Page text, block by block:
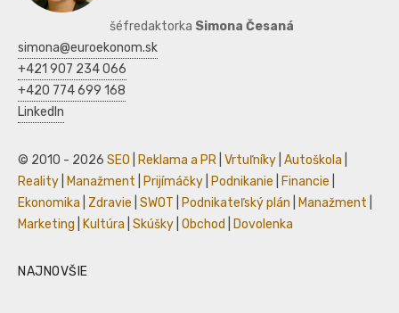
šéfredaktorka Simona Česaná
simona@euroekonom.sk
+421 907 234 066
+420 774 699 168
LinkedIn
© 2010 - 2026 SEO Reklama a PR Vrtuľníky Autoškola
Reality
Manažment Prijímáčky Podnikanie Financie
Ekonomika
Zdravie SWOT Podnikateľský plán Manažment
Marketing
Kultúra Skúšky Obchod Dovolenka
NAJNOVŠIE